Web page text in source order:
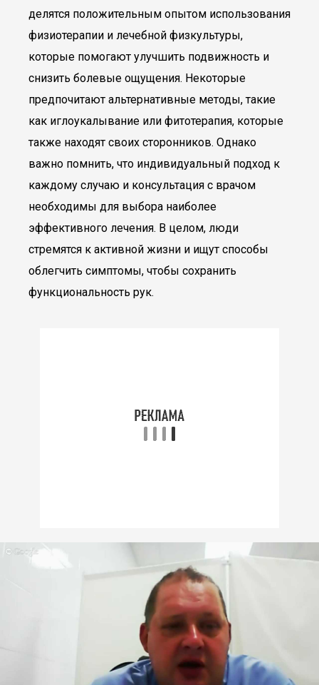
делятся положительным опытом использования
физиотерапии и лечебной физкультуры,
которые помогают улучшить подвижность и
снизить болевые ощущения. Некоторые
предпочитают альтернативные методы, такие
как иглоукалывание или фитотерапия, которые
также находят своих сторонников. Однако
важно помнить, что индивидуальный подход к
каждому случаю и консультация с врачом
необходимы для выбора наиболее
эффективного лечения. В целом, люди
стремятся к активной жизни и ищут способы
облегчить симптомы, чтобы сохранить
функциональность рук.